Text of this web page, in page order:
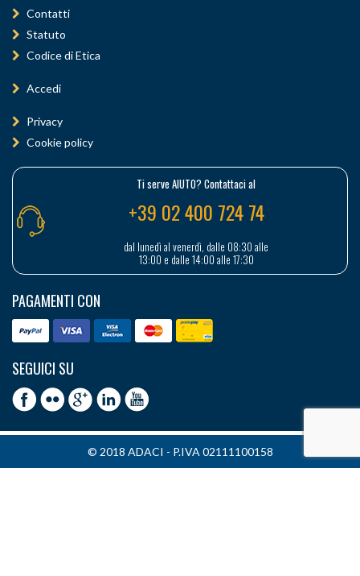
Contatti
Statuto
Codice di Etica
Accedi
Privacy
Cookie policy
Ti serve AIUTO? Contattaci al
+39 02 400 724 74
dal lunedì al venerdì, dalle 08:30 alle
13:00 e dalle 14:00 alle 17:30
PAGAMENTI CON
SEGUICI SU
© 2018 ADACI - P.IVA 02111100158